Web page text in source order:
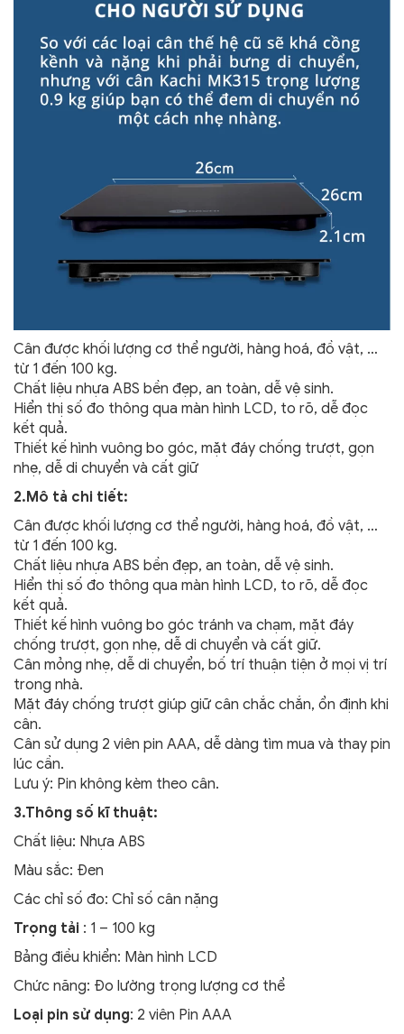
Cân được khối lượng cơ thể người, hàng hoá, đồ vật, …
từ 1 đến 100 kg.
Chất liệu nhựa ABS bền đẹp, an toàn, dễ vệ sinh.
Hiển thị số đo thông qua màn hình LCD, to rõ, dễ đọc
kết quả.
Thiết kế hình vuông bo góc, mặt đáy chống trượt, gọn
nhẹ, dễ di chuyển và cất giữ
2.Mô tả chi tiết:
Cân được khối lượng cơ thể người, hàng hoá, đồ vật, …
từ 1 đến 100 kg.
Chất liệu nhựa ABS bền đẹp, an toàn, dễ vệ sinh.
Hiển thị số đo thông qua màn hình LCD, to rõ, dễ đọc
kết quả.
Thiết kế hình vuông bo góc tránh va chạm, mặt đáy
chống trượt, gọn nhẹ, dễ di chuyển và cất giữ.
Cân mỏng nhẹ, dễ di chuyển, bố trí thuận tiện ở mọi vị trí
trong nhà.
Mặt đáy chống trượt giúp giữ cân chắc chắn, ổn định khi
cân.
Cân sử dụng 2 viên pin AAA, dễ dàng tìm mua và thay pin
lúc cần.
Lưu ý: Pin không kèm theo cân.
3.Thông số kĩ thuật:
Chất liệu: Nhựa ABS
Màu sắc: Đen
Các chỉ số đo: Chỉ số cân nặng
Trọng tải : 1 – 100 kg
Bảng điều khiển: Màn hình LCD
Chức năng: Đo lường trọng lượng cơ thể
Loại pin sử dụng: 2 viên Pin AAA